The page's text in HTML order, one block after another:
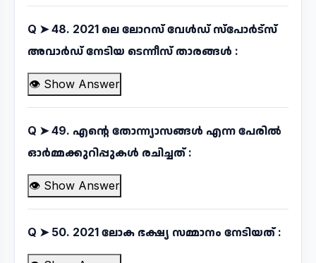
Q ➤48. 2021 ലെ ലോറസ് വേൾഡ് സ്പോർട്സ്
അവാർഡ് നേടിയ ടെന്നീസ് താരങ്ങൾ :
👁 Show Answer
Q ➤49. എന്റെ തോന്ന്യാസങ്ങൾ എന്ന പേരിൽ
ഓർമ്മക്കുറിപ്പുകൾ രചിച്ചത് :
👁 Show Answer
Q ➤ 50. 2021 ലോക ഭക്ഷ്യ സമ്മാനം നേടിയത് :